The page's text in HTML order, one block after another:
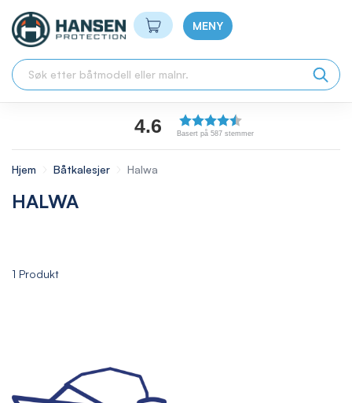
Min handlekurv
MENY
4.6 Basert på 587 stemmer
Hjem Båtkalesjer Halwa
HALWA
1 Produkt